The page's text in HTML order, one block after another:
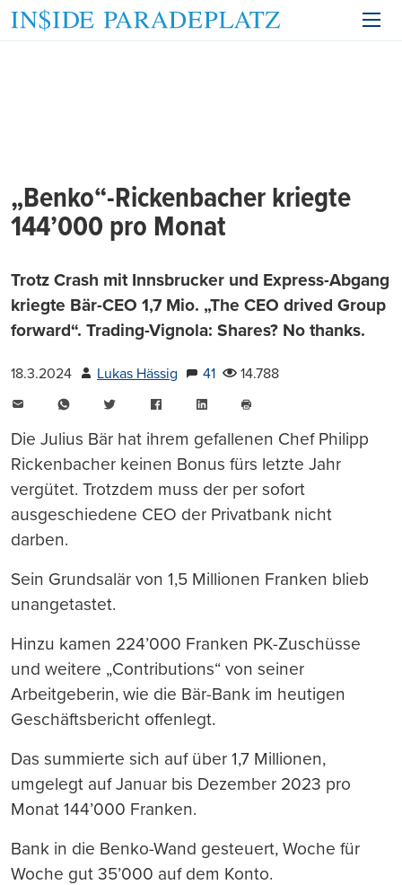
„Benko“-Rickenbacher kriegte
144’000 pro Monat
Trotz Crash mit Innsbrucker und Express-Abgang
kriegte Bär-CEO 1,7 Mio. „The CEO drived Group
forward“. Trading-Vignola: Shares? No thanks.
18.3.2024 Lukas Hässig 41
14.788
WhatsAppTwitter FacebookLinkedIn
drucken
Die Julius Bär hat ihrem gefallenen Chef Philipp
Rickenbacher keinen Bonus fürs letzte Jahr
vergütet. Trotzdem muss der per sofort
ausgeschiedene CEO der Privatbank nicht
darben.
Sein Grundsalär von 1,5 Millionen Franken blieb
unangetastet.
Hinzu kamen 224’000 Franken PK-Zuschüsse
und weitere „Contributions“ von seiner
Arbeitgeberin, wie die Bär-Bank im heutigen
Geschäftsbericht offenlegt.
Das summierte sich auf über 1,7 Millionen,
umgelegt auf Januar bis Dezember 2023 pro
Monat 144’000 Franken.
Bank in die Benko-Wand gesteuert, Woche für
Woche gut 35’000 auf dem Konto.